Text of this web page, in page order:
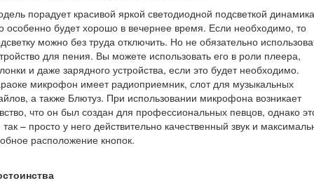
порадует красивой яркой светодиодной подсветкой
особенно будет хорошо в вечернее время. Если необходимо, то
можно без труда отключить. Но не обязательно
для пения. Вы можете использовать его в роли плеера,
и даже зарядного устройства, если это будет необходимо.
микрофон имеет радиоприемник, слот для музыкальных
а также Блютуз. При использовании микрофона возникает
что он был создан для профессиональных певцов, однако
так – просто у него действительно качественный звук и
расположение кнопок.